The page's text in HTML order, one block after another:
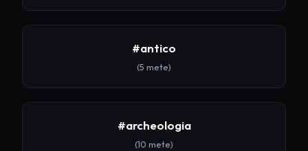
#antico
(5 mete)
#archeologia
(10 mete)